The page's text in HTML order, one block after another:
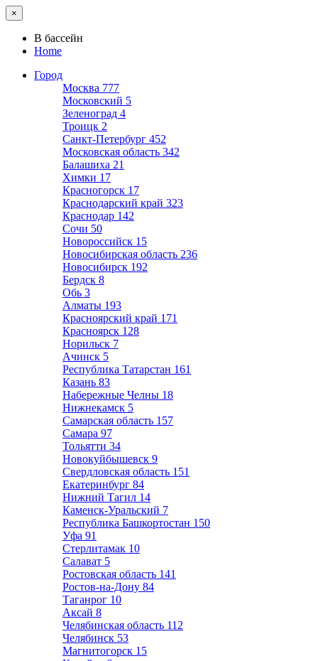
×
В бассейн
Home
Город
Москва 777
Московский 5
Зеленоград 4
Троицк 2
Санкт-Петербург 452
Московская область 342
Балашиха 21
Химки 17
Красногорск 17
Краснодарский край 323
Краснодар 142
Сочи 50
Новороссийск 15
Новосибирская область 236
Новосибирск 192
Бердск 8
Обь 3
Алматы 193
Красноярский край 171
Красноярск 128
Норильск 7
Ачинск 5
Республика Татарстан 161
Казань 83
Набережные Челны 18
Нижнекамск 5
Самарская область 157
Самара 97
Тольятти 34
Новокуйбышевск 9
Свердловская область 151
Екатеринбург 84
Нижний Тагил 14
Каменск-Уральский 7
Республика Башкортостан 150
Уфа 91
Стерлитамак 10
Салават 5
Ростовская область 141
Ростов-на-Дону 84
Таганрог 10
Аксай 8
Челябинская область 112
Челябинск 53
Магнитогорск 15